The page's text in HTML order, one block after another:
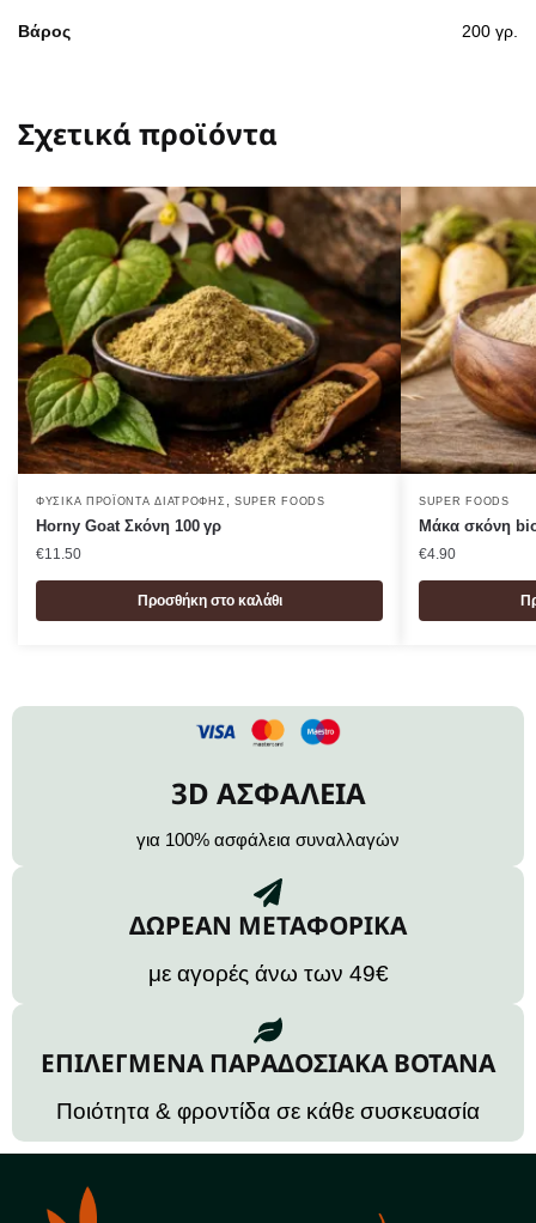
Βάρος 200 γρ.
Σχετικά προϊόντα
ΦΥΣΙΚΆ ΠΡΟΪΌΝΤΑ ΔΙΑΤΡΟΦΉΣ SUPER FOODS
Horny Goat Σκόνη 100 γρ
€11.50
Προσθήκη στο καλάθι
SUPER FOODS
Μάκα σκόνη
€4.90
3D ΑΣΦΑΛΕΙΑ
για 100% ασφάλεια συναλλαγών
ΔΩΡΕΑΝ ΜΕΤΑΦΟΡΙΚΑ
με αγορές άνω των 49€
ΕΠΙΛΕΓΜΕΝΑ ΠΑΡΑΔΟΣΙΑΚΑ ΒΟΤΑΝΑ
Ποιότητα & φροντίδα σε κάθε συσκευασία